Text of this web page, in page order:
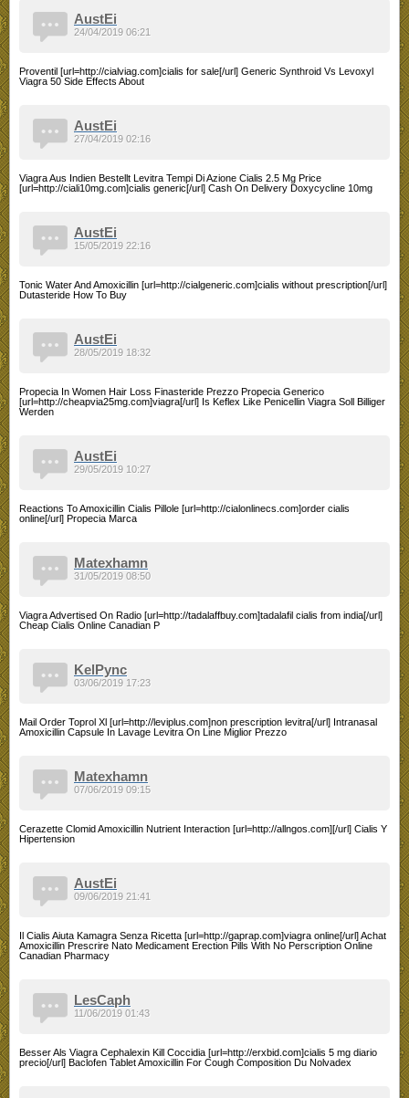
AustEi
Proventil [url=http://cialviag.com]cialis for sale[/url] Generic Synthroid Vs Levoxyl
Viagra 50 Side Effects About
24/04/2019 06:21
AustEi
Viagra Aus Indien Bestellt Levitra Tempi Di Azione Cialis 2.5 Mg Price
[url=http://ciali10mg.com]cialis generic[/url] Cash On Delivery Doxycycline 10mg
27/04/2019 02:16
AustEi
Tonic Water And Amoxicillin [url=http://cialgeneric.com]cialis without prescription[/url]
Dutasteride How To Buy
15/05/2019 22:16
AustEi
Propecia In Women Hair Loss Finasteride Prezzo Propecia Generico
[url=http://cheapvia25mg.com]viagra[/url] Is Keflex Like Penicellin Viagra Soll Billiger
Werden
28/05/2019 18:32
AustEi
Reactions To Amoxicillin Cialis Pillole [url=http://cialonlinecs.com]order cialis
online[/url] Propecia Marca
29/05/2019 10:27
Matexhamn
Viagra Advertised On Radio [url=http://tadalaffbuy.com]tadalafil cialis from india[/url]
Cheap Cialis Online Canadian P
31/05/2019 08:50
KelPync
Mail Order Toprol Xl [url=http://leviplus.com]non prescription levitra[/url] Intranasal
Amoxicillin Capsule In Lavage Levitra On Line Miglior Prezzo
03/06/2019 17:23
Matexhamn
Cerazette Clomid Amoxicillin Nutrient Interaction [url=http://allngos.com][/url] Cialis Y
Hipertension
07/06/2019 09:15
AustEi
Il Cialis Aiuta Kamagra Senza Ricetta [url=http://gaprap.com]viagra online[/url] Achat
Amoxicillin Prescrire Nato Medicament Erection Pills With No Perscription Online
Canadian Pharmacy
09/06/2019 21:41
LesCaph
Besser Als Viagra Cephalexin Kill Coccidia [url=http://erxbid.com]cialis 5 mg diario
precio[/url] Baclofen Tablet Amoxicillin For Cough Composition Du Nolvadex
11/06/2019 01:43